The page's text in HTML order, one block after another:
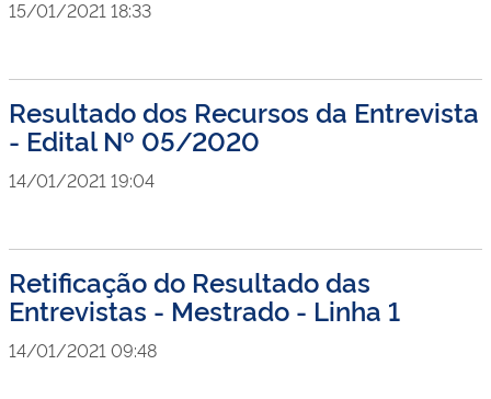
15/01/2021 18:33
Resultado dos Recursos da Entrevista
- Edital Nº 05/2020
14/01/2021 19:04
Retificação do Resultado das
Entrevistas - Mestrado - Linha 1
14/01/2021 09:48